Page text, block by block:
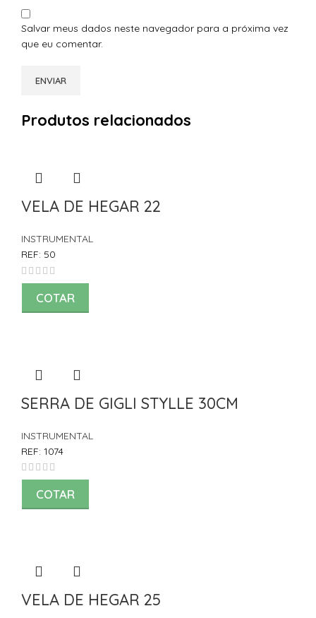
Salvar meus dados neste navegador para a próxima vez
que eu comentar.
Produtos relacionados
VELA DE HEGAR 22
INSTRUMENTAL
REF: 50
COTAR
SERRA DE GIGLI STYLLE 30CM
INSTRUMENTAL
REF: 1074
COTAR
VELA DE HEGAR 25